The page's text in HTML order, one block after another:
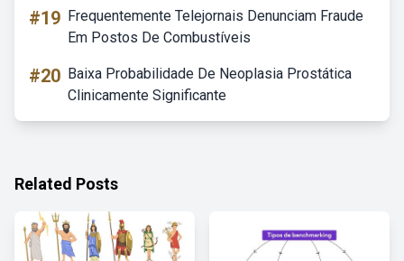
#19 Frequentemente Telejornais Denunciam Fraude
Em Postos De Combustíveis
#20 Baixa Probabilidade De Neoplasia Prostática
Clinicamente Significante
Related Posts